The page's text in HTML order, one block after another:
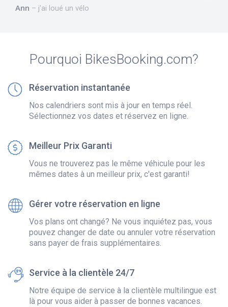
Ann j'ai loué un vélo
Pourquoi BikesBooking.com?
Réservation instantanée
Nos calendriers sont mis à jour en temps réel.
Sélectionnez vos dates et réservez en ligne.
Meilleur Prix Garanti
Vous ne trouverez pas le même véhicule pour les
mêmes dates à un meilleur prix, c'est garanti!
Gérer votre réservation en ligne
Vos plans ont changé? Ne vous inquiétez pas, vous
pouvez changer de date ou annuler votre réservation
sans payer de frais supplémentaires.
Service à la clientèle 24/7
Notre équipe de service à la clientèle multilingue est
là pour vous aider à passer de bonnes vacances.